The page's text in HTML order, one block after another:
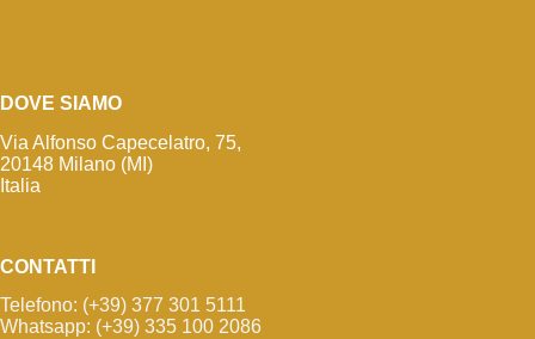
DOVE SIAMO
Via Alfonso Capecelatro, 75,
20148 Milano (MI)
Italia
CONTATTI
Telefono: (+39) 377 301 5111
Whatsapp: (+39) 335 100 2086